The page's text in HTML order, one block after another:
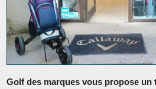
Golf des marques vous propose un